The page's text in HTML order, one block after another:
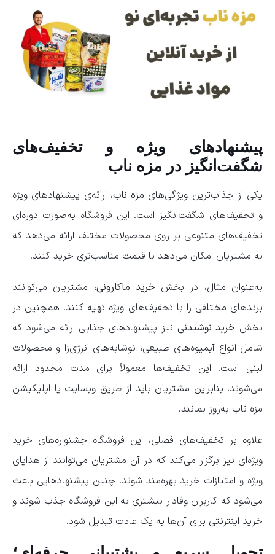
پیشنهادهای ویژه و تخفیف‌های
شگفت‌انگیز در مزه ناب
یکی از جذاب‌ترین ویژگی‌های مزه ناب، ارائه‌ی پیشنهادهای ویژه
و تخفیف‌های شگفت‌انگیز است. این فروشگاه به‌صورت دوره‌ای
تخفیف‌های متنوعی بر روی محصولات مختلف ارائه می‌دهد که
به مشتریان امکان می‌دهد با قیمت مناسب‌تری خرید کنند.
به‌عنوان مثال، در بخش خرید ماکارونی، مشتریان می‌توانند
برندهای مختلفی را با تخفیف‌های ویژه تهیه کنند. همچنین در
بخش خرید نوشیدنی نیز پیشنهادهای جذابی ارائه می‌شود که
شامل انواع آبمیوه‌های طبیعی، نوشابه‌های انرژی‌زا و محصولات
لبنی است. این تخفیف‌ها معمولاً برای مدت محدود ارائه
می‌شوند، بنابراین مشتریان باید از طریق وبسایت یا اپلیکیشن
مزه ناب به‌روز بمانند.
علاوه بر تخفیف‌های فصلی، این فروشگاه جشنواره‌های خرید
ویژه‌ای نیز برگزار می‌کند که در آن مشتریان می‌توانند از هدایای
ویژه و امتیازات خرید بهره‌مند شوند. چنین پیشنهادهایی باعث
می‌شود که کاربران وفادار بیشتری به این فروشگاه جذب شوند و
خرید اینترنتی برای آن‌ها به یک عادت تبدیل شود.